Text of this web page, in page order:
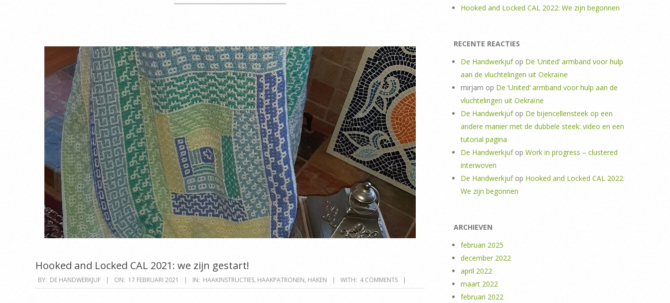
Hooked and Locked CAL 2021: we zijn gestart!
2021-
02-
BY: DE HANDWERKJUF ON: 17 FEBRUARI 2021 IN: HAAKINSTRUCTIES, HAAKPATRONEN, HAKEN WITH: 4 COMMENTS
Hooked and Locked CAL 2022: We zijn begonnen
RECENTE REACTIES
De Handwerkjufop De ‘United’ armband voor hulp
aan de vluchtelingen uit Oekraïne
mirjam op De ‘United’ armband voor hulp aan de
vluchtelingen uit Oekraïne
De Handwerkjufop De bijencellensteek op een
andere manier met de dubbele steek: video en een
tutorial pagina
De Handwerkjufop Work in progress – clustered
interwoven
De Handwerkjufop Hooked and Locked CAL 2022:
We zijn begonnen
ARCHIEVEN
februari 2025
december 2022
april 2022
maart 2022
februari 2022